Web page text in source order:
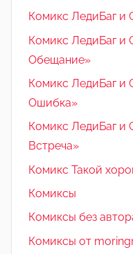
Комикс ЛедиБаг и
Комикс ЛедиБаг и
Обещание»
Комикс ЛедиБаг и
Ошибка»
Комикс ЛедиБаг и
Встреча»
Комикс Такой
Комиксы
Комиксы без
Комиксы от